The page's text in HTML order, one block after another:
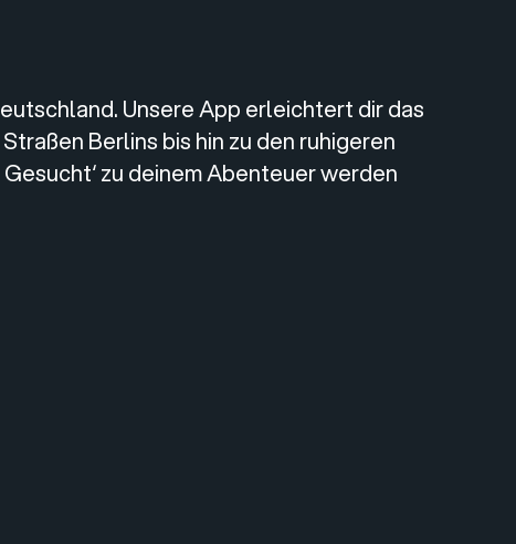
Unsere App erleichtert dir das
Berlins bis hin zu den ruhigeren
zu deinem Abenteuer werden